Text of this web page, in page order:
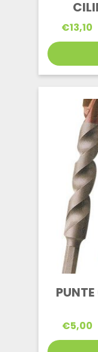
€13,10
€5,00